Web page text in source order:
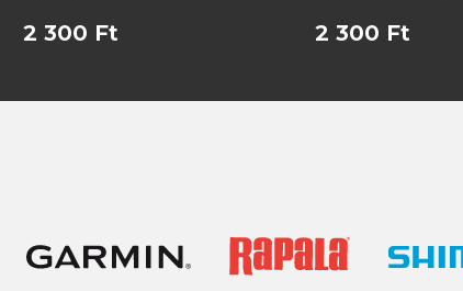
2 300 Ft 2 300 Ft